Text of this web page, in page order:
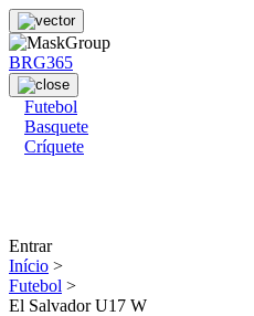
BRG365
Futebol
Basquete
Críquete
Entrar
Início >
Futebol >
El Salvador U17 W